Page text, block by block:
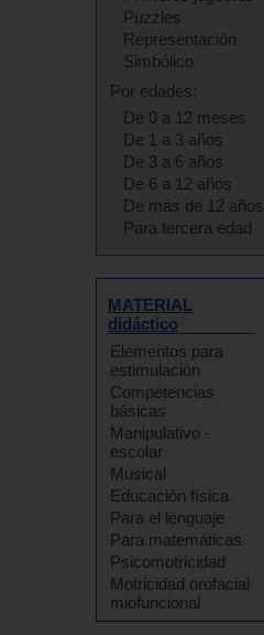
Puzzles
Representación
Simbólico
Por edades:
De 0 a 12 meses
De 1 a 3 años
De 3 a 6 años
De 6 a 12 años
De más de 12 años
Para tercera edad
MATERIAL
didáctico
Elementos para
estimulación
Competencias
básicas
Manipulativo -
escolar
Musical
Educación física
Para el lenguaje
Para matemáticas
Psicomotricidad
Motricidad orofacial
miofuncional